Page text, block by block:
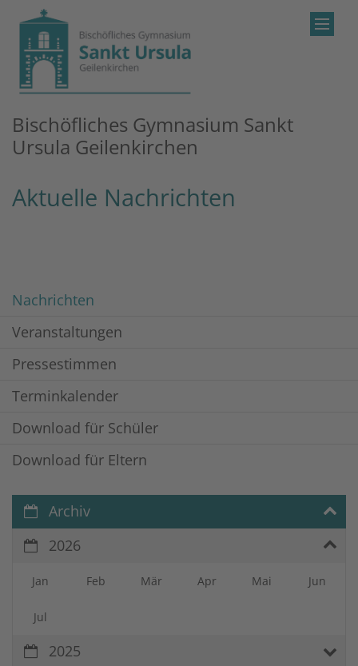
Zum Inhalt springen
Bischöfliches Gymnasium Sankt
Ursula Geilenkirchen
Aktuelle Nachrichten
Nachrichten
Veranstaltungen
Pressestimmen
Terminkalender
Download für Schüler
Download für Eltern
Archiv
2026
Jan Feb Mär Apr Mai Jun
Jul
2025